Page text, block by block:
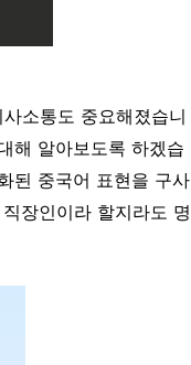
소통도 중요해졌습니
해 알아보도록 하겠습
된 중국어 표현을 구사
장인이라 할지라도 명